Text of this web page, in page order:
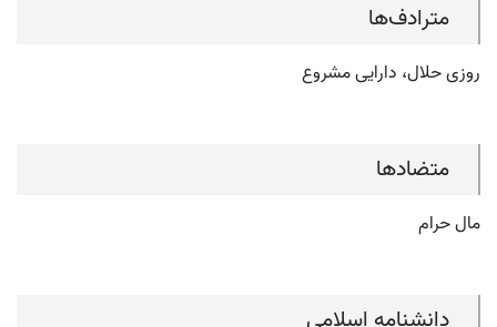
مترادف‌ها
روزی حلال، دارایی مشروع
متضادها
مال حرام